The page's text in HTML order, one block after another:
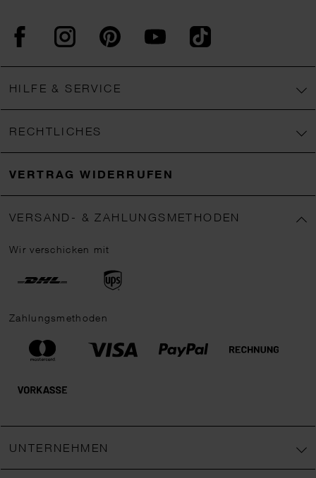
FacebookInstagram PinterestYouTubeTikTok
HILFE & SERVICE
RECHTLICHES
VERTRAG WIDERRUFEN
VERSAND- & ZAHLUNGSMETHODEN
Wir verschicken mit
Zahlungsmethoden
UNTERNEHMEN